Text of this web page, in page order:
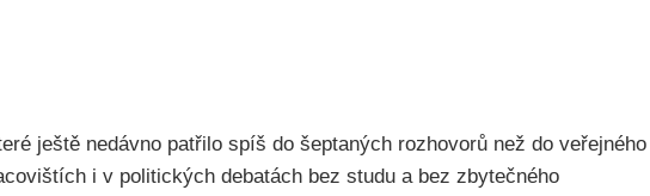
ještě nedávno patřilo spíš do šeptaných rozhovorů než do veřejného
i v politických debatách bez studu a bez zbytečného